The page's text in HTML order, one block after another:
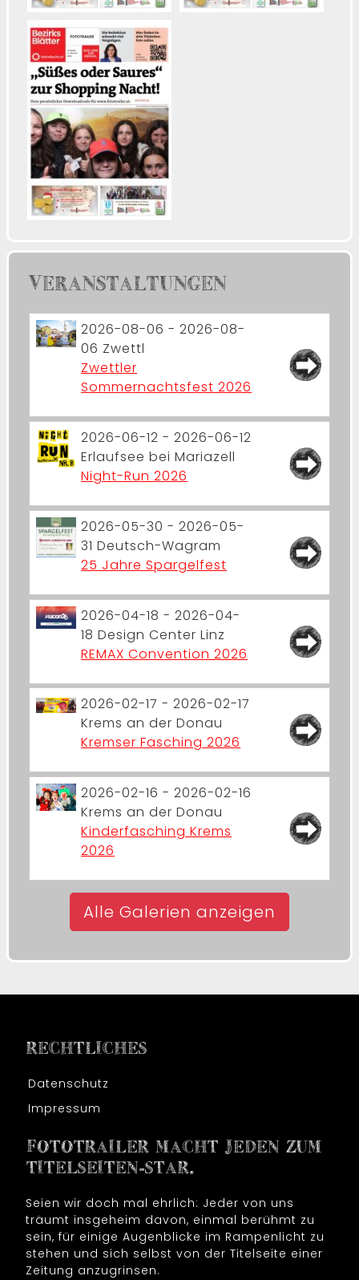
VERANSTALTUNGEN
2026-08-06 - 2026-08-
06 Zwettl
Zwettler
Sommernachtsfest 2026
2026-06-12 - 2026-06-12
Erlaufsee bei Mariazell
Night-Run 2026
2026-05-30 - 2026-05-
31 Deutsch-Wagram
25 Jahre Spargelfest
2026-04-18 - 2026-04-
18 Design Center Linz
REMAX Convention 2026
2026-02-17 - 2026-02-17
Krems an der Donau
Kremser Fasching 2026
2026-02-16 - 2026-02-16
Krems an der Donau
Kinderfasching Krems
2026
Alle Galerien anzeigen
RECHTLICHES
Datenschutz
Impressum
FOTOTRAILER MACHT JEDEN ZUM
TITELSEITEN-STAR.
Seien wir doch mal ehrlich: Jeder von uns
träumt insgeheim davon, einmal berühmt zu
sein, für einige Augenblicke im Rampenlicht zu
stehen und sich selbst von der Titelseite einer
Zeitung anzugrinsen.